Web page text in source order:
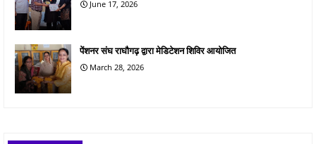
June 17, 2026
पेंशनर संघ राघौगढ़ द्वारा मेडिटेशन शिविर आयोजित
March 28, 2026